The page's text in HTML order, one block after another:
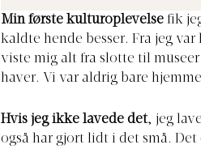
Min første kulturoplevelse fik
kaldte hende besser. Fra jeg
viste mig alt fra slotte til
haver. Vi var aldrig bare
Hvis jeg ikke lavede det, jeg
også har gjort lidt i det små.